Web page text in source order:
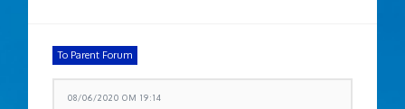
To Parent Forum
08/06/2020 OM 19:14